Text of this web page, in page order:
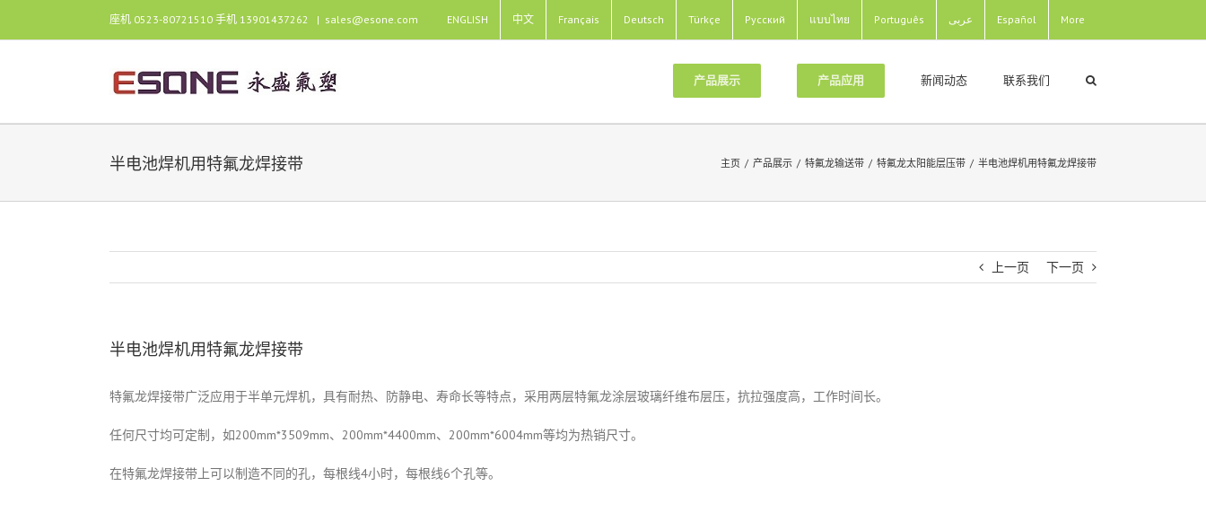
座机 0523-80721510 手机 13901437262 | sales@esone.com ENGLISH 中文 Français Deutsch Türkçe Pусский แบบไทย Português عربى Español More
产品展示 产品应用 新闻动态 联系我们
半电池焊机用特氟龙焊接带 主页 / 产品展示 / 特氟龙输送带 / 特氟龙太阳能层压带 / 半电池焊机用特氟龙焊接带
上一页 下一页
半电池焊机用特氟龙焊接带
特氟龙焊接带广泛应用于半单元焊机，具有耐热、防静电、寿命长等特点，采用两层特氟龙涂层玻璃纤维布层压，抗拉强度高，工作时间长。
任何尺寸均可定制，如200mm*3509mm、200mm*4400mm、200mm*6004mm等均为热销尺寸。
在特氟龙焊接带上可以制造不同的孔，每根线4小时，每根线6个孔等。